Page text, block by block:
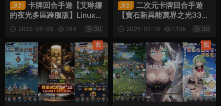
原創
卡牌回合手遊【艾琳娜
的夜光多區跨服版】Linux手
工服務端+明文資源+CDK授
權後台+安卓蘋果雙端+視頻
架設教程
2025-05-05 744 30
原創
二次元卡牌回合手遊
【寶石新異能萬界之光333
3級内購版】Linux手工服務
端+安卓+多區跨服+自定義
英雄+自定義符文+GM授權
後台+視頻架設教程
2025-01-19 1.13k 30
薦 薦